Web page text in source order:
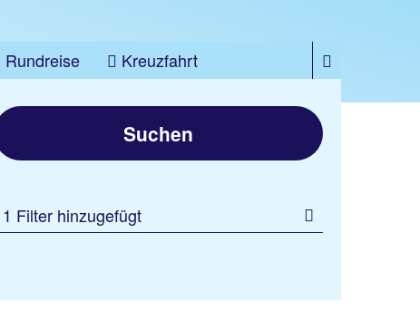
Rundreise
Kreuzfahrt
Suchen
1 Filter hinzugefügt